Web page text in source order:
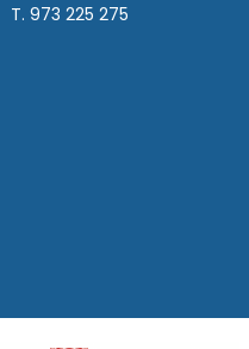
T. 973 225 275